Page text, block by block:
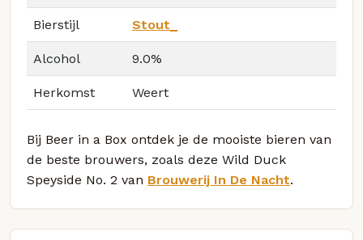
Bierstijl Stout_
Alcohol 9.0%
Herkomst Weert
Bij Beer in a Box ontdek je de mooiste bieren van
de beste brouwers, zoals deze Wild Duck
Speyside No. 2 van Brouwerij In De Nacht.